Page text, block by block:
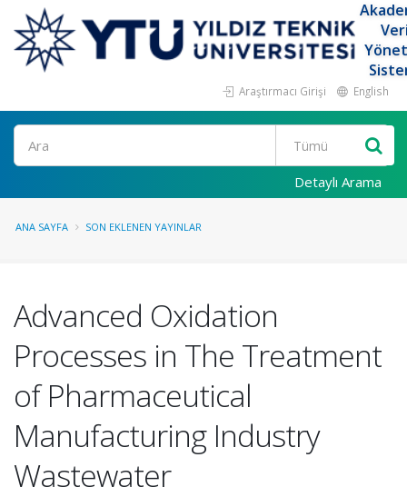
Araştırmacı Girişi English
Ara
Detaylı Arama
ANA SAYFA SON EKLENEN YAYINLAR
Advanced Oxidation
Processes in The Treatment
of Pharmaceutical
Manufacturing Industry
Wastewater